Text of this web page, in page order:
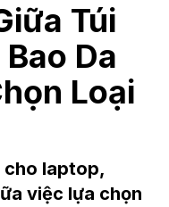
Túi
Da
Loại
cho laptop,
việc lựa chọn